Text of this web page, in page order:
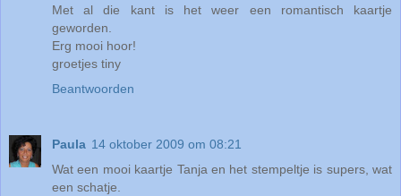
Met al die kant is het weer een romantisch kaartje
geworden.
Erg mooi hoor!
groetjes tiny
Beantwoorden
Paula 14 oktober 2009 om 08:21
Wat een mooi kaartje Tanja en het stempeltje is supers, wat
een schatje.